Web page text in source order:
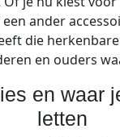
ander
die
en ouders
en waar
letten